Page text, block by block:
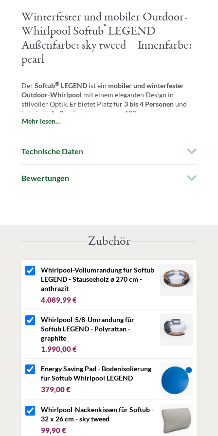
Winterfester und mobiler Outdoor-
Whirlpool Softub®LEGEND
Außenfarbe: sky tweed – Innenfarbe:
pearl
DerSoftub®LEGEND ist ein mobiler und winterfester
Outdoor-Whirlpool mit einem eleganten Design in
stilvoller Optik. Er bietet Platz für3 bis 4 Personenund
hat einen Außendurchmesser von 180 cm.
zu gewährleisten, verfügt der Whirlpool überfünf
individuell einstellbare Düsen
Durchmesser als der Softub
Whirlpool-Beckenwiegt nur
bewegen.
Mit61 cm Höheist der winterfeste Softub
LEGEND
sehr gutfür kleinere Personen geeignet
Lieferumfang
Im Lieferumfang enthalten ist
®
Whirlpool LEGEND inkl. Deckel, Motoreinheit
SNAP ON Standard-Filter inkl. Filterüberzug
Whirlpool-Umrandungensind nicht im Lieferumfang
eingeschlossen und aber selbstverständlich separat
Lieferung
Mehr lesen…
Technische Daten
Bewertungen
Zubehör
Whirlpool-Vollumrandung für Softub
LEGEND - Stauseeholz ø 270 cm -
anthrazit
4.089,99 €
Whirlpool-5/8-Umrandung für
Softub LEGEND - Polyrattan -
graphite
1.990,00 €
Energy Saving Pad - Bodenisolierung
für Softub Whirlpool LEGEND
379,00 €
Whirlpool-Nackenkissen für Softub -
32 x 26 cm - sky tweed
99,90 €